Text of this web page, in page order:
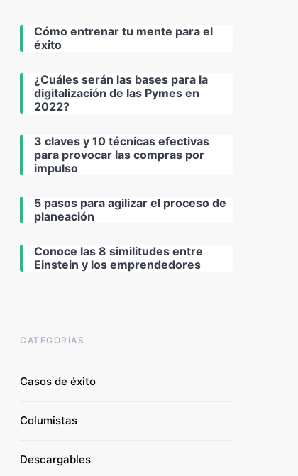
Cómo entrenar tu mente para el
éxito
¿Cuáles serán las bases para la
digitalización de las Pymes en
2022?
3 claves y 10 técnicas efectivas
para provocar las compras por
impulso
5 pasos para agilizar el proceso de
planeación
Conoce las 8 similitudes entre
Einstein y los emprendedores
CATEGORÍAS
Casos de éxito
Columistas
Descargables